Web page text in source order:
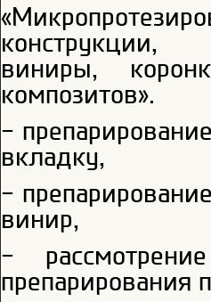
конструкции,
виниры,
композитов».
-
вкладку,
-
винир,
-
препарирования